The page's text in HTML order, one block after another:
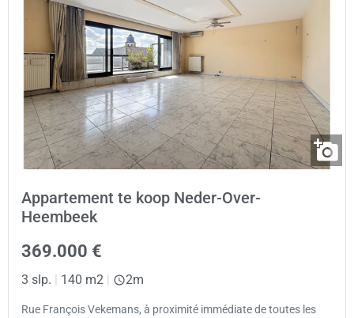
Appartement te koop Neder-Over-
Heembeek
369.000 €
3 slp. 140 m2 2m
Rue François Vekemans, à proximité immédiate de toutes les